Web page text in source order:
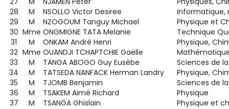
28
M NSOLLO Victor Desiree
Informatique,
29
M NZOGOUM Tanguy Michael
Physique et
30 Mme ONGMIGNE TATA Melanie
Technique
31
M ONKAM André Henri
Physique,
32 Mme OUANDJI TCHAPTCHIE Gaëlle
33
M TANGA ABOGO Guy Eusèbe
Sciences de
34
M TATSEDA NANFACK Herman Landry
Physique,
35
M TJOMB Benjamin
Sciences de
36
M TSAKEM Aimé Richard
Physique
37
M TSANGA Ghislain Physique et